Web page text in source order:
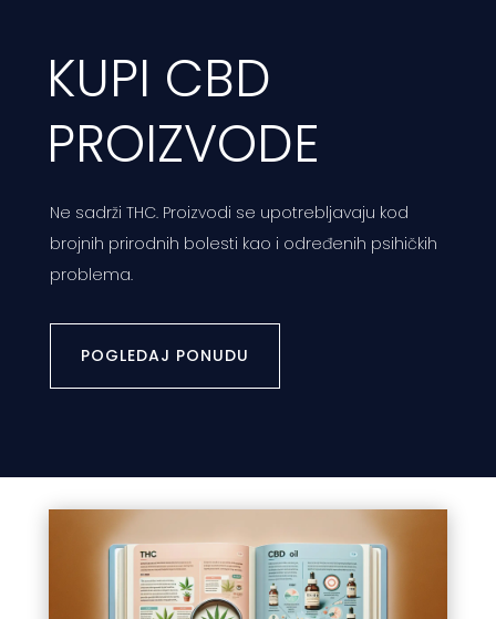
KUPI CBD
PROIZVODE
Ne sadrži THC. Proizvodi se upotrebljavaju kod
brojnih prirodnih bolesti kao i određenih psihičkih
problema.
POGLEDAJ PONUDU